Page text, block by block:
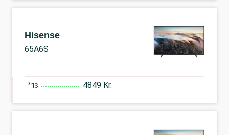
Hisense
65A6S
Pris 4849 Kr.